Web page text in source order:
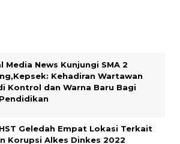
Media News Kunjungi SMA 2
Kehadiran Wartawan
Kontrol dan Warna Baru Bagi
Geledah Empat Lokasi Terkait
Korupsi Alkes Dinkes 2022